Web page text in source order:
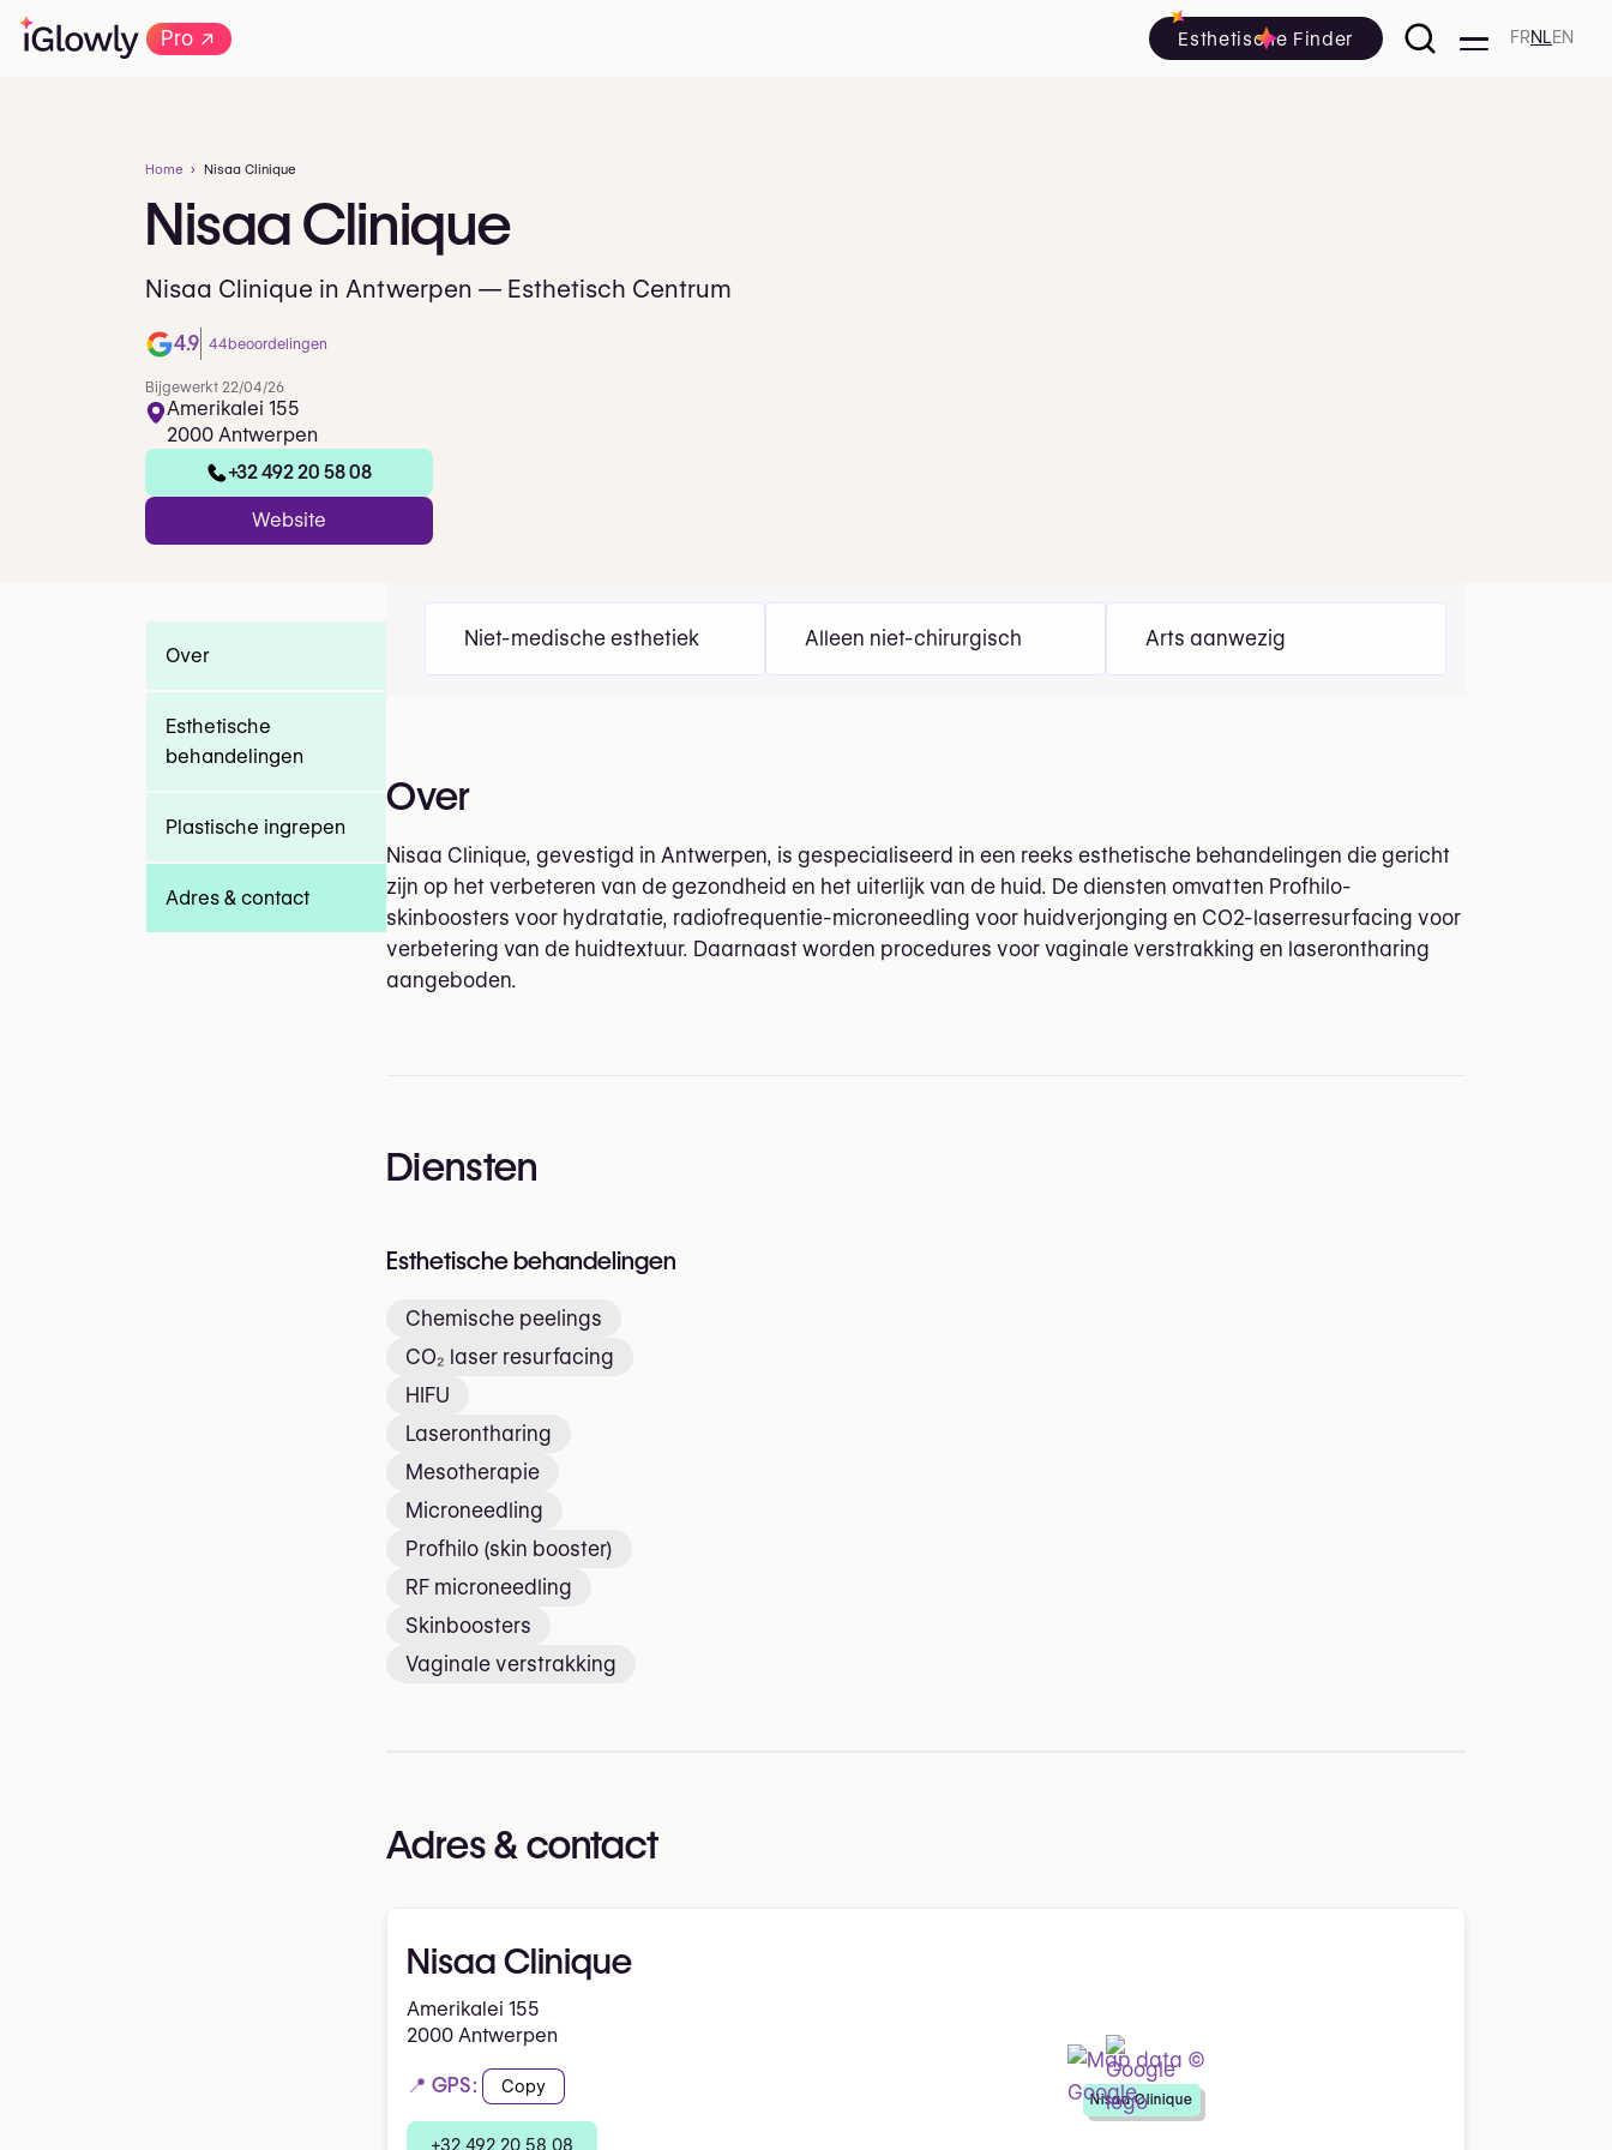
Pro→ Esthetische Finder FRNL EN
Home Nisaa Clinique
NisaaClinique
Nisaa Clinique in Antwerpen — Esthetisch Centrum
4.9 44beoordelingen
Bijgewerkt 22/04/26
Amerikalei 155
2000 Antwerpen
+32 492 20 58 08
Website
Niet-medische esthetiek Alleen niet-chirurgisch Arts aanwezig
Over
Nisaa Clinique, gevestigd in Antwerpen, is gespecialiseerd in een reeks esthetische behandelingen die gericht
zijn op het verbeteren van de gezondheid en het uiterlijk van de huid. De diensten omvatten Profhilo-
skinboosters voor hydratatie, radiofrequentie-microneedling voor huidverjonging en CO2-laserresurfacing voor
verbetering van de huidtextuur. Daarnaast worden procedures voor vaginale verstrakking en laserontharing
aangeboden.
Diensten
Esthetische behandelingen
Chemische peelings
CO₂ laser resurfacing
HIFU
Laserontharing
Mesotherapie
Microneedling
Profhilo (skin booster)
RF microneedling
Skinboosters
Vaginale verstrakking
Adres & contact
Nisaa Clinique
Amerikalei 155
2000 Antwerpen
📍 GPS: Copy
+32 492 20 58 08
Nisaa Clinique
Over
Esthetische
behandelingen
Plastische ingrepen
Adres & contact